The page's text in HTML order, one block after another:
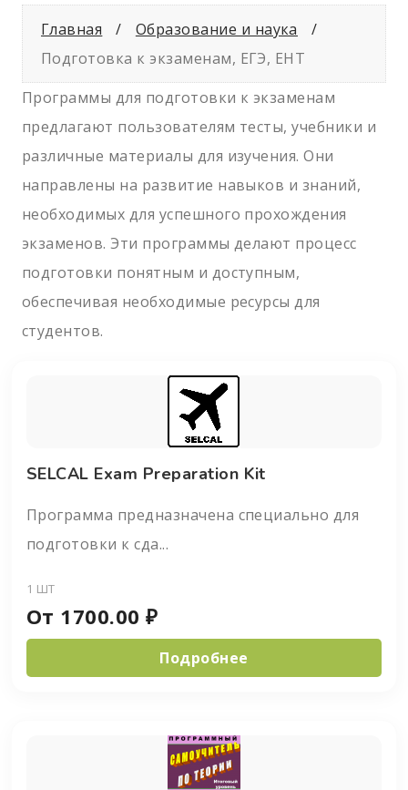
Главная
Образование и наука
Подготовка к экзаменам, ЕГЭ, ЕНТ
Программы для подготовки к экзаменам
предлагают пользователям тесты, учебники и
различные материалы для изучения. Они
направлены на развитие навыков и знаний,
необходимых для успешного прохождения
экзаменов. Эти программы делают процесс
подготовки понятным и доступным,
обеспечивая необходимые ресурсы для
студентов.
SELCAL Exam Preparation Kit
Программа предназначена специально для
подготовки к сда...
1 ШТ
От 1700.00 ₽
Подробнее